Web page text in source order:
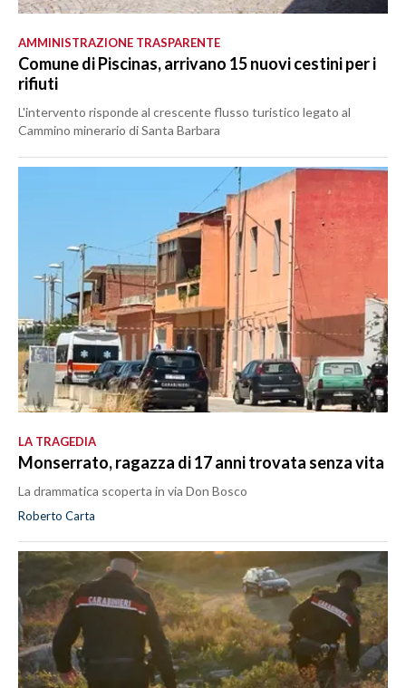
AMMINISTRAZIONE TRASPARENTE
Comune di Piscinas, arrivano 15 nuovi cestini per i
rifiuti
L'intervento risponde al crescente flusso turistico legato al
Cammino minerario di Santa Barbara
LA TRAGEDIA
Monserrato, ragazza di 17 anni trovata senza vita
La drammatica scoperta in via Don Bosco
Roberto Carta